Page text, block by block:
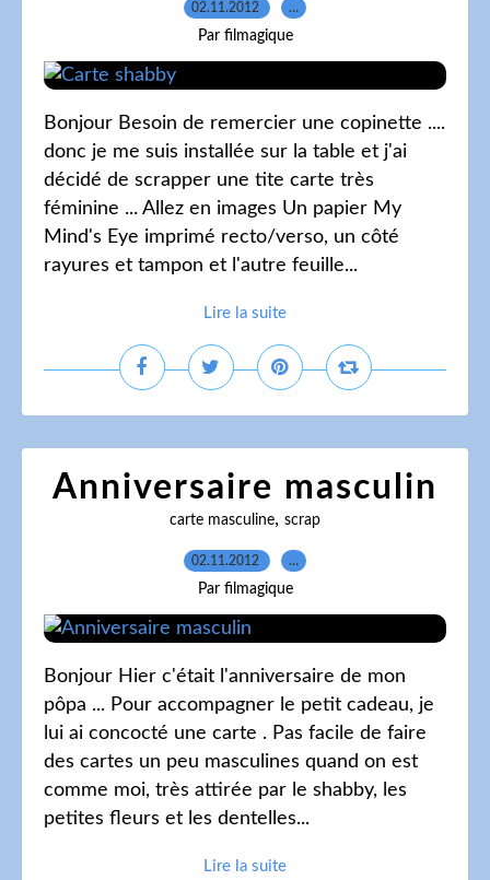
02.11.2012 …
Par filmagique
Bonjour Besoin de remercier une copinette ....
donc je me suis installée sur la table et j'ai
décidé de scrapper une tite carte très
féminine ... Allez en images Un papier My
Mind's Eye imprimé recto/verso, un côté
rayures et tampon et l'autre feuille...
Lire la suite
Anniversaire masculin
carte masculine, scrap
02.11.2012 …
Par filmagique
Bonjour Hier c'était l'anniversaire de mon
pôpa ... Pour accompagner le petit cadeau, je
lui ai concocté une carte . Pas facile de faire
des cartes un peu masculines quand on est
comme moi, très attirée par le shabby, les
petites fleurs et les dentelles...
Lire la suite